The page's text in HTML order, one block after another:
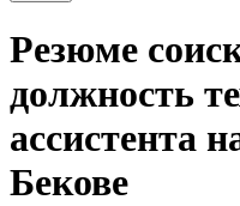
Резюме
должность
ассистента
Бекове